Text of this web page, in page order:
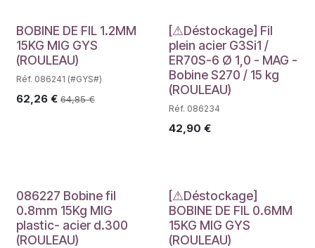
BOBINE DE FIL 1.2MM
15KG MIG GYS
(ROULEAU)
Réf. 086241 (#GYS#)
62,26 € 64,85€
Déstockage
[⚠Déstockage] Fil
plein acier G3Si1 /
ER70S-6 Ø 1,0 - MAG -
Bobine S270 / 15 kg
(ROULEAU)
Réf. 086234
42,90 €
086227 Bobine fil
0.8mm 15Kg MIG
plastic- acier d.300
(ROULEAU)
Déstockage
[⚠Déstockage]
BOBINE DE FIL 0.6MM
15KG MIG GYS
(ROULEAU)